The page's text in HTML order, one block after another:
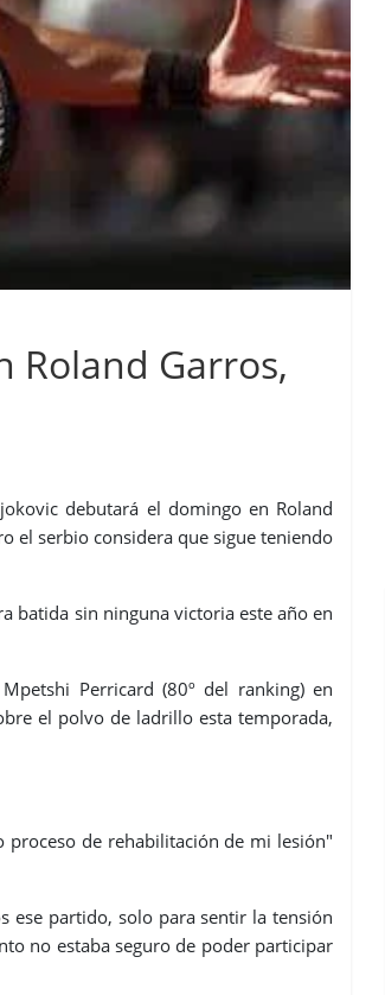
Roland Garros,
debutará el domingo en Roland
el serbio considera que sigue teniendo
batida sin ninguna victoria este año en
Perricard (80º del ranking) en
el polvo de ladrillo esta temporada,
de rehabilitación de mi lesión"
ese partido, solo para sentir la tensión
no estaba seguro de poder participar